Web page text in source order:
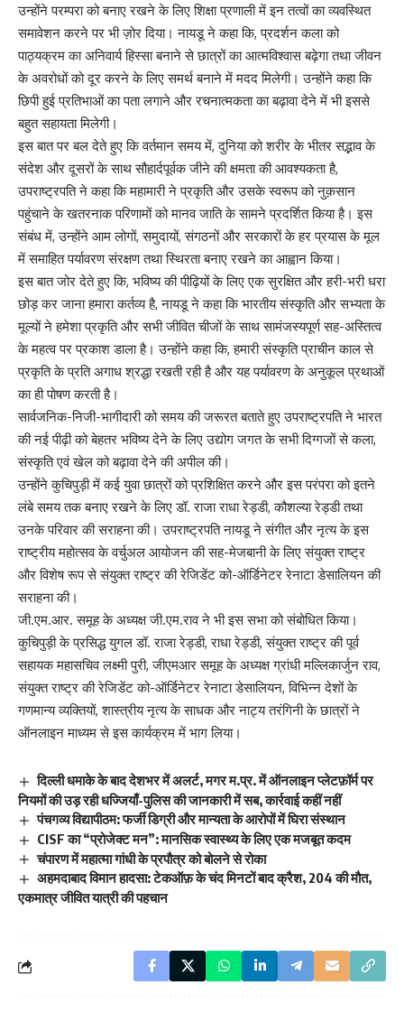
उन्होंने परम्परा को बनाए रखने के लिए शिक्षा प्रणाली में इन तत्वों का व्यवस्थित
समावेशन करने पर भी ज़ोर दिया। नायडू ने कहा कि, प्रदर्शन कला को
पाठ्यक्रम का अनिवार्य हिस्सा बनाने से छात्रों का आत्मविश्वास बढ़ेगा तथा जीवन
के अवरोधों को दूर करने के लिए समर्थ बनाने में मदद मिलेगी। उन्होंने कहा कि
छिपी हुई प्रतिभाओं का पता लगाने और रचनात्मकता का बढ़ावा देने में भी इससे
बहुत सहायता मिलेगी।
इस बात पर बल देते हुए कि वर्तमान समय में, दुनिया को शरीर के भीतर सद्भाव के
संदेश और दूसरों के साथ सौहार्दपूर्वक जीने की क्षमता की आवश्यकता है,
उपराष्ट्रपति ने कहा कि महामारी ने प्रकृति और उसके स्वरूप को नुक़सान
पहुंचाने के खतरनाक परिणामों को मानव जाति के सामने प्रदर्शित किया है। इस
संबंध में, उन्होंने आम लोगों, समुदायों, संगठनों और सरकारों के हर प्रयास के मूल
में समाहित पर्यावरण संरक्षण तथा स्थिरता बनाए रखने का आह्वान किया।
इस बात जोर देते हुए कि, भविष्य की पीढ़ियों के लिए एक सुरक्षित और हरी-भरी धरा
छोड़ कर जाना हमारा कर्तव्य है, नायडू ने कहा कि भारतीय संस्कृति और सभ्यता के
मूल्यों ने हमेशा प्रकृति और सभी जीवित चीजों के साथ सामंजस्यपूर्ण सह-अस्तित्व
के महत्व पर प्रकाश डाला है। उन्होंने कहा कि, हमारी संस्कृति प्राचीन काल से
प्रकृति के प्रति अगाध श्रद्धा रखती रही है और यह पर्यावरण के अनुकूल प्रथाओं
का ही पोषण करती है।
सार्वजनिक-निजी-भागीदारी को समय की जरूरत बताते हुए उपराष्ट्रपति ने भारत
की नई पीढ़ी को बेहतर भविष्य देने के लिए उद्योग जगत के सभी दिग्गजों से कला,
संस्कृति एवं खेल को बढ़ावा देने की अपील की।
उन्होंने कुचिपुड़ी में कई युवा छात्रों को प्रशिक्षित करने और इस परंपरा को इतने
लंबे समय तक बनाए रखने के लिए डॉ. राजा राधा रेड्डी, कौशल्या रेड्डी तथा
उनके परिवार की सराहना की। उपराष्ट्रपति नायडू ने संगीत और नृत्य के इस
राष्ट्रीय महोत्सव के वर्चुअल आयोजन की सह-मेजबानी के लिए संयुक्त राष्ट्र
और विशेष रूप से संयुक्त राष्ट्र की रेजिडेंट को-ऑर्डिनेटर रेनाटा डेसालियन की
सराहना की।
जी.एम.आर. समूह के अध्यक्ष जी.एम.राव ने भी इस सभा को संबोधित किया।
कुचिपुड़ी के प्रसिद्ध युगल डॉ. राजा रेड्डी, राधा रेड्डी, संयुक्त राष्ट्र की पूर्व
सहायक महासचिव लक्ष्मी पुरी, जीएमआर समूह के अध्यक्ष ग्रांधी मल्लिकार्जुन राव,
संयुक्त राष्ट्र की रेजिडेंट को-ऑर्डिनेटर रेनाटा डेसालियन, विभिन्न देशों के
गणमान्य व्यक्तियों, शास्त्रीय नृत्य के साधक और नाट्य तरंगिनी के छात्रों ने
ऑनलाइन माध्यम से इस कार्यक्रम में भाग लिया।
दिल्ली धमाके के बाद देशभर में अलर्ट, मगर म.प्र. में ऑनलाइन प्लेटफ़ॉर्म पर
नियमों की उड़ रही धज्जियाँ-पुलिस की जानकारी में सब, कार्रवाई कहीं नहीं
पंचगव्य विद्यापीठम: फर्जी डिग्री और मान्यता के आरोपों में घिरा संस्थान
CISF का “प्रोजेक्ट मन”: मानसिक स्वास्थ्य के लिए एक मजबूत कदम
चंपारण में महात्मा गांधी के प्रपौत्र को बोलने से रोका
अहमदाबाद विमान हादसा: टेकऑफ़ के चंद मिनटों बाद क्रैश, 204 की मौत,
एकमात्र जीवित यात्री की पहचान